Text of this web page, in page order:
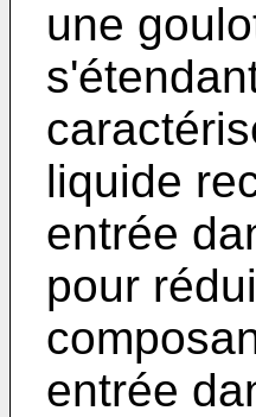
une
liquide
entrée
pour
entrée